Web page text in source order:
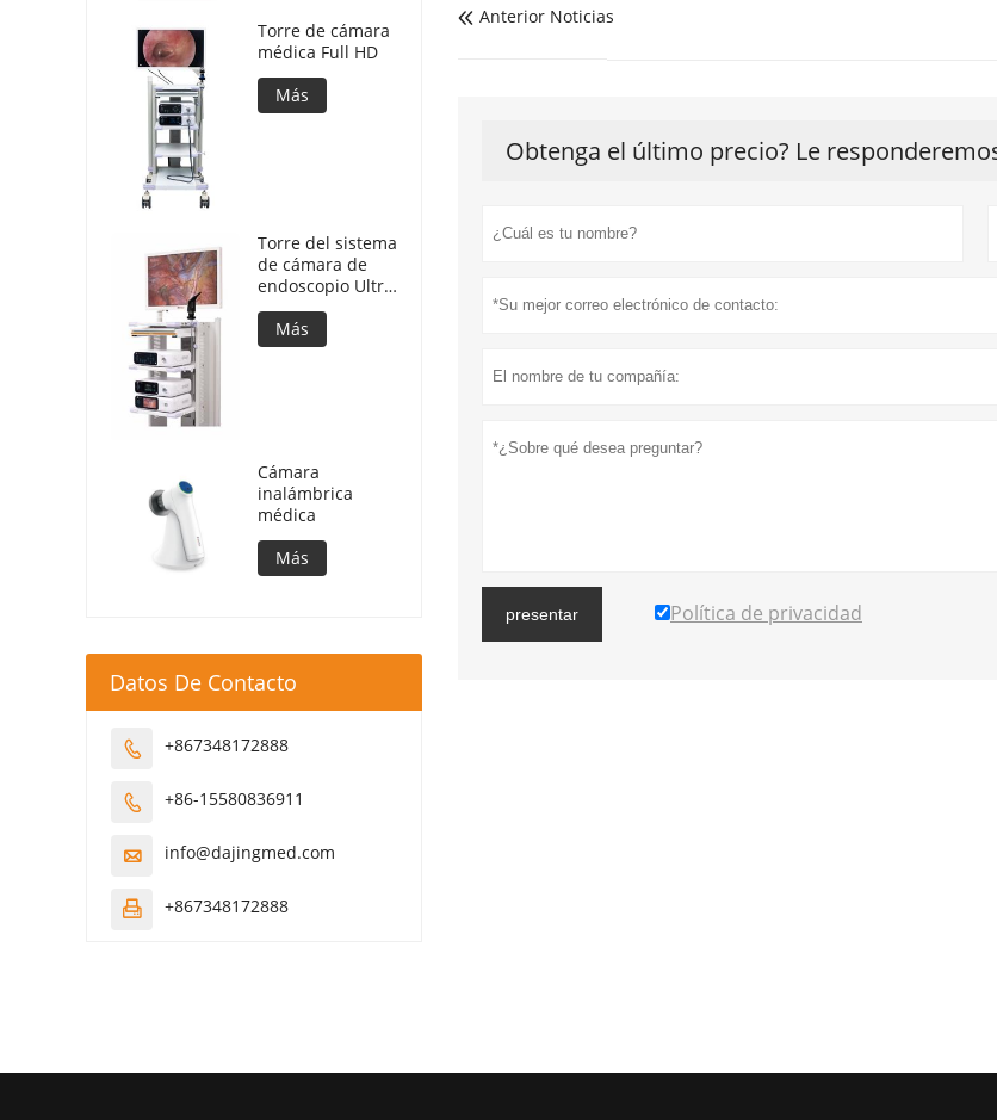
 Anterior Noticias
Obtenga el último precio? Le
presentar Política de privacidad
Torre de cámara
médica Full HD
Más
Torre del sistema
de cámara de
endoscopio Ultra
4K para cirugía
de laparoscopio
Más
Cámara
inalámbrica
médica
Más
Datos De Contacto
 +867348172888
 +86-15580836911
 info@dajingmed.com
 +867348172888